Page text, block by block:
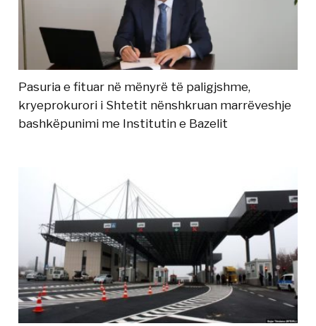
Pasuria e fituar në mënyrë të paligjshme,
kryeprokurori i Shtetit nënshkruan marrëveshje
bashkëpunimi me Institutin e Bazelit